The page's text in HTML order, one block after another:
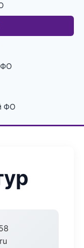
ФО
ФО